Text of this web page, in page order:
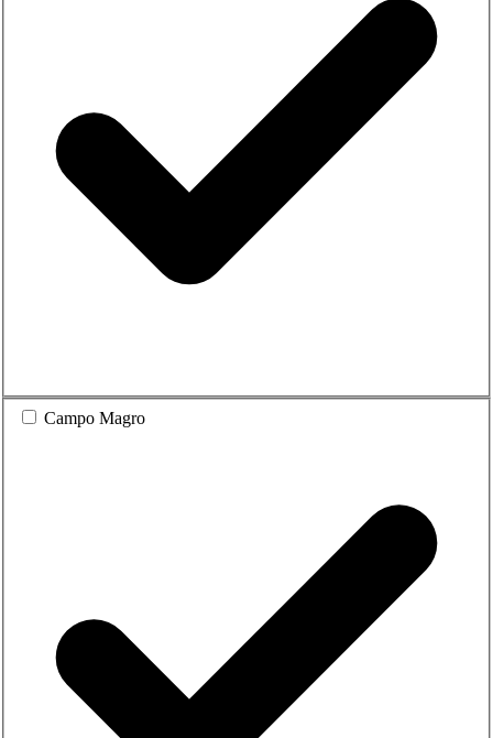
Campo Magro